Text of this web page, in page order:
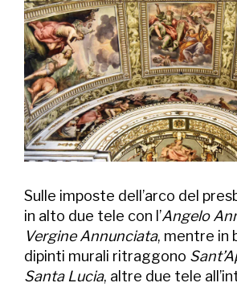
Sulle imposte dell’arco del
in alto due tele con l’Angelo
Vergine Annunciata, mentre in
dipinti murali ritraggono
Santa Lucia, altre due tele